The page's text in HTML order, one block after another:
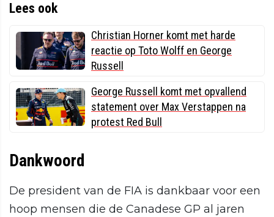
Lees ook
Christian Horner komt met harde
reactie op Toto Wolff en George
Russell
George Russell komt met opvallend
statement over Max Verstappen na
protest Red Bull
Dankwoord
De president van de FIA is dankbaar voor een
hoop mensen die de Canadese GP al jaren